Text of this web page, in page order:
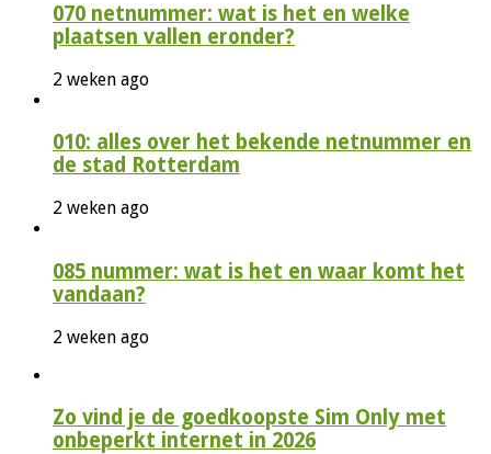
070 netnummer: wat is het en welke
plaatsen vallen eronder?
2 weken ago
010: alles over het bekende netnummer en
de stad Rotterdam
2 weken ago
085 nummer: wat is het en waar komt het
vandaan?
2 weken ago
Zo vind je de goedkoopste Sim Only met
onbeperkt internet in 2026